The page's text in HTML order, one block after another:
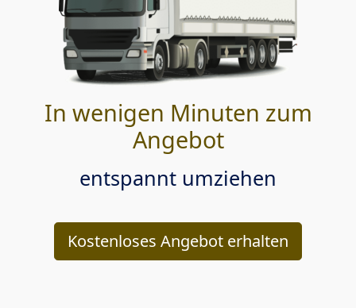
In wenigen Minuten zum
Angebot
entspannt umziehen
Kostenloses Angebot erhalten